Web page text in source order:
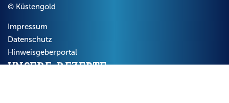
© Küstengold
Impressum
Datenschutz
Hinweisgeberportal
Unsere Rezepte